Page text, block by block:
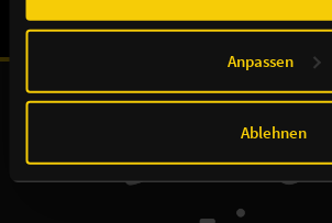
insbesondere zu Ihren
Anpassen
Ablehnen